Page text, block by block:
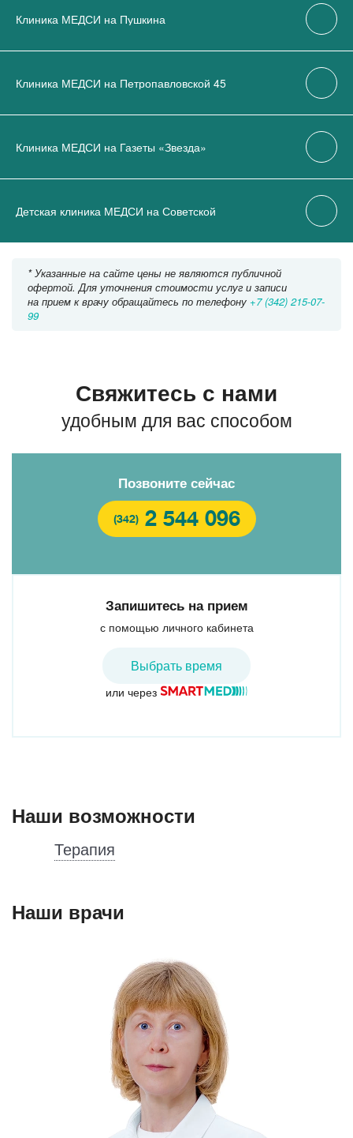
Клиника МЕДСИ на Пушкина
Клиника МЕДСИ на Петропавловской 45
Клиника МЕДСИ на Газеты «Звезда»
Детская клиника МЕДСИ на Советской
* Указанные на сайте цены не являются публичной
офертой. Для уточнения стоимости услуг и записи
на прием к врачу обращайтесь по телефону +7 (342) 215-07-
99
Свяжитесь с нами
удобным для вас способом
Позвоните сейчас
(342) 2 544 096
Запишитесь на прием
с помощью личного кабинета
Выбрать время
или через
Наши возможности
Терапия
Наши врачи